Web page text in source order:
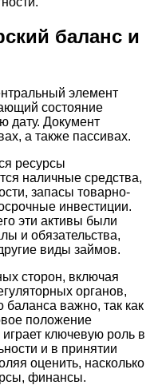
баланс и
элемент
состояние
дату. Документ
а также пассивах.
ресурсы
наличные средства,
запасы товарно-
инвестиции.
эти активы были
и обязательства,
виды займов.
сторон, включая
органов,
баланса важно, так как
положение
ключевую роль в
и в принятии
оценить, насколько
финансы.